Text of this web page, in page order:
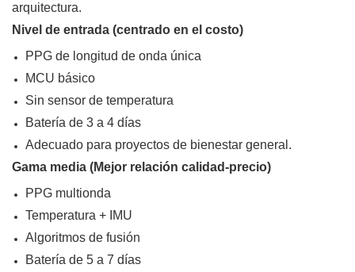
arquitectura.
Nivel de entrada (centrado en el costo)
PPG de longitud de onda única
MCU básico
Sin sensor de temperatura
Batería de 3 a 4 días
Adecuado para proyectos de bienestar general.
Gama media (Mejor relación calidad-precio)
PPG multionda
Temperatura + IMU
Algoritmos de fusión
Batería de 5 a 7 días